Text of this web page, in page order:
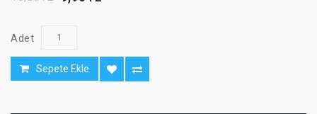
Adet
Sepete Ekle